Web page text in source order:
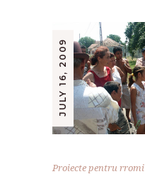
JULY 16, 2009
Proiecte pentru rromi